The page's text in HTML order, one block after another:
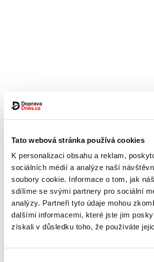
Tato webová stránka používá cookies
K personalizaci obsahu a reklam,
sociálních médií a analýze naší
soubory cookie. Informace o tom, jak
sdílíme se svými partnery pro sociální
analýzy. Partneři tyto údaje mohou
dalšími informacemi, které jste jim
získali v důsledku toho, že používáte